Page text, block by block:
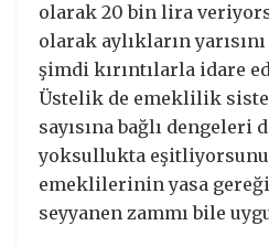
olarak 20 bin lira
olarak aylıkların
şimdi kırıntılarla idare
Üstelik de emeklilik
sayısına bağlı dengeleri
yoksullukta
emeklilerinin yasa
seyyanen zammı bile